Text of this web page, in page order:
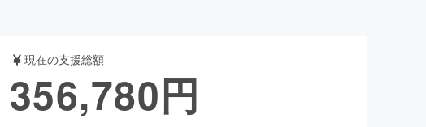
ーマンス
ファッション
現在の支援総額
356,780円